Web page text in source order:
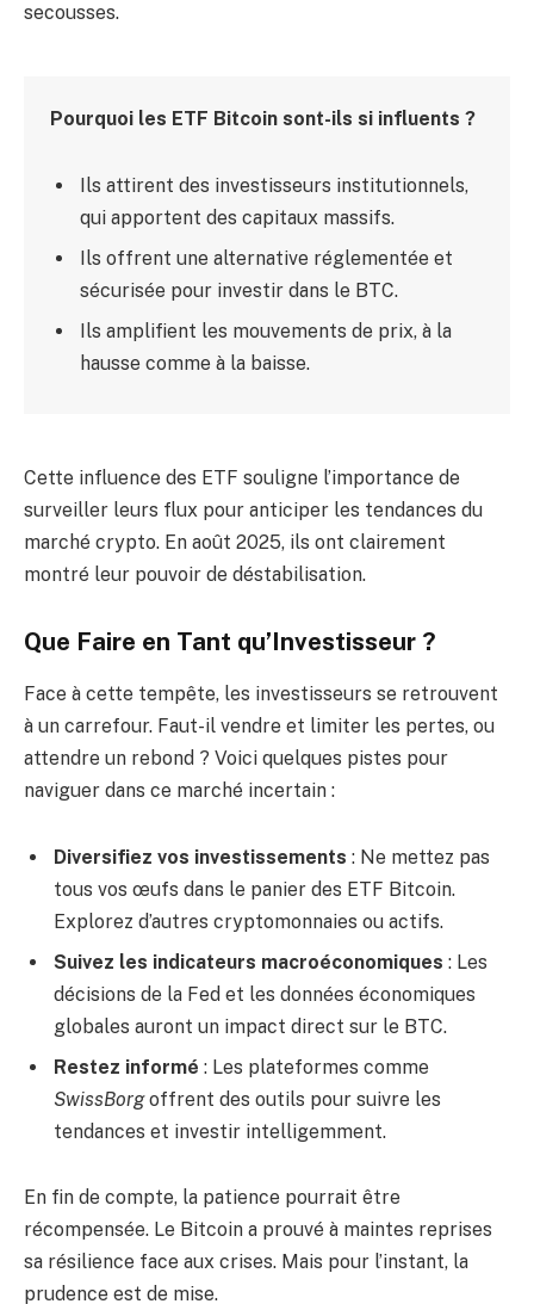
secousses.
Pourquoi les ETF Bitcoin sont-ils si influents ?
Ils attirent des investisseurs institutionnels,
qui apportent des capitaux massifs.
Ils offrent une alternative réglementée et
sécurisée pour investir dans le BTC.
Ils amplifient les mouvements de prix, à la
hausse comme à la baisse.
Cette influence des ETF souligne l’importance de
surveiller leurs flux pour anticiper les tendances du
marché crypto. En août 2025, ils ont clairement
montré leur pouvoir de déstabilisation.
Que Faire en Tant qu’Investisseur ?
Face à cette tempête, les investisseurs se retrouvent
à un carrefour. Faut-il vendre et limiter les pertes, ou
attendre un rebond ? Voici quelques pistes pour
naviguer dans ce marché incertain :
Diversifiez vos investissements : Ne mettez pas
tous vos œufs dans le panier des ETF Bitcoin.
Explorez d’autres cryptomonnaies ou actifs.
Suivez les indicateurs macroéconomiques : Les
décisions de la Fed et les données économiques
globales auront un impact direct sur le BTC.
Restez informé : Les plateformes comme
SwissBorgoffrent des outils pour suivre les
tendances et investir intelligemment.
En fin de compte, la patience pourrait être
récompensée. Le Bitcoin a prouvé à maintes reprises
sa résilience face aux crises. Mais pour l’instant, la
prudence est de mise.